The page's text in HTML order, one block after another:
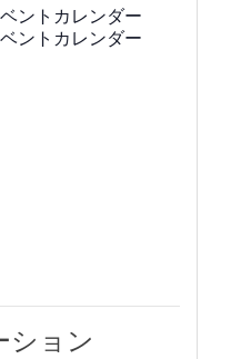
ントカレンダー
ントカレンダー
ション